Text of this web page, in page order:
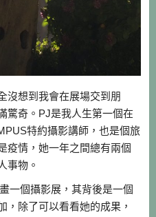
沒想到我會在展場交到朋
驚奇。PJ是我人生第一個在
特約攝影講師，也是個旅
疫情，她一年之間總有兩個
事物。
一個攝影展，其背後是一個
，除了可以看看她的成果，